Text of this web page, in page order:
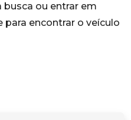
busca ou entrar em
encontrar o veículo